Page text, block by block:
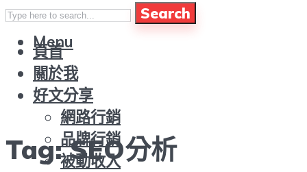
Search
頁首
關於我
好文分享
網路行銷
品牌行銷
被動收入
Menu
Tag:SEO分析